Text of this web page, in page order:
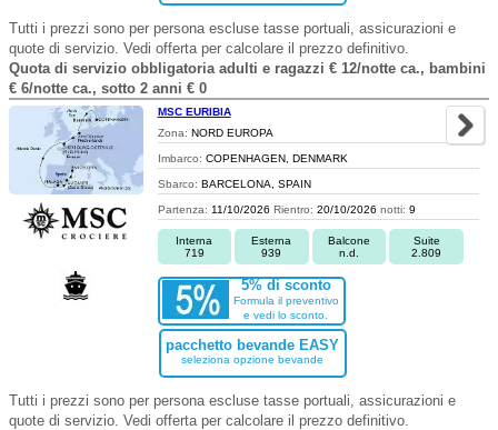
Tutti i prezzi sono per persona escluse tasse portuali, assicurazioni e
quote di servizio. Vedi offerta per calcolare il prezzo definitivo.
Quota di servizio obbligatoria adulti e ragazzi € 12/notte ca., bambini
€ 6/notte ca., sotto 2 anni € 0
MSC EURIBIA
Zona: NORD EUROPA
Imbarco: COPENHAGEN, DENMARK
Sbarco: BARCELONA, SPAIN
Partenza: 11/10/2026 Rientro: 20/10/2026 notti: 9
Interna
719
Esterna
939
Balcone
n.d.
Suite
2.809
5% di sconto
Formula il preventivo
e vedi lo sconto.
pacchetto bevande EASY
seleziona opzione bevande
Tutti i prezzi sono per persona escluse tasse portuali, assicurazioni e
quote di servizio. Vedi offerta per calcolare il prezzo definitivo.